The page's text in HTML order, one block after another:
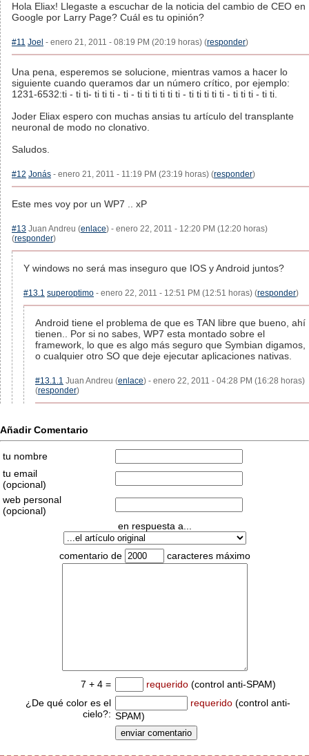
Hola Eliax! Llegaste a escuchar de la noticia del cambio de CEO en
Google por Larry Page? Cuál es tu opinión?
#11 Joel - enero 21, 2011 - 08:19 PM (20:19 horas) (responder)
Una pena, esperemos se solucione, mientras vamos a hacer lo
siguiente cuando queramos dar un número crítico, por ejemplo:
1231-6532:ti - ti ti- ti ti ti - ti - ti ti ti ti ti ti - ti ti ti ti ti - ti ti ti - ti ti.
Joder Eliax espero con muchas ansias tu artículo del transplante
neuronal de modo no clonativo.
Saludos.
#12 Jonás - enero 21, 2011 - 11:19 PM (23:19 horas) (responder)
Este mes voy por un WP7 .. xP
#13 Juan Andreu (enlace) - enero 22, 2011 - 12:20 PM (12:20 horas)
(responder)
Y windows no será mas inseguro que IOS y Android juntos?
#13.1 superoptimo - enero 22, 2011 - 12:51 PM (12:51 horas) (responder)
Android tiene el problema de que es TAN libre que bueno, ahí
tienen.. Por si no sabes, WP7 esta montado sobre el
framework, lo que es algo más seguro que Symbian digamos,
o cualquier otro SO que deje ejecutar aplicaciones nativas.
#13.1.1 Juan Andreu (enlace) - enero 22, 2011 - 04:28 PM (16:28 horas)
(responder)
Añadir Comentario
tu nombre
tu email
(opcional)
web personal
(opcional)
en respuesta a...
comentario de caracteres máximo
7 + 4 = requerido (control anti-SPAM)
¿De qué color es el
cielo?:
requerido (control anti-
SPAM)